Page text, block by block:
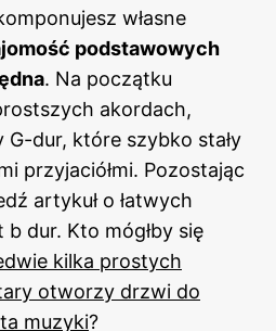
własne
podstawowych
. Na początku
akordach,
dur, które szybko stały
przyjaciółmi. Pozostając
artykuł o łatwych
b dur. Kto mógłby się
kilka prostych
otworzy drzwi do
muzyki?